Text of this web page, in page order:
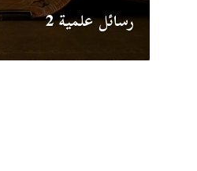
رسائل علمية 2